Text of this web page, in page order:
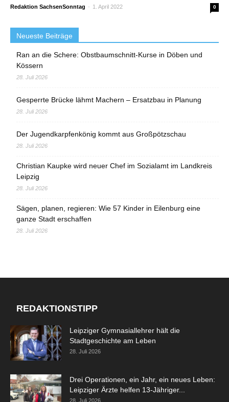
Redaktion SachsenSonntag - 1. April 2022 0
Neueste Beiträge
Ran an die Schere: Obstbaumschnitt-Kurse in Döben und
Kössern
28. Juli 2026
Gesperrte Brücke lähmt Machern – Ersatzbau in Planung
28. Juli 2026
Der Jugendkarpfenkönig kommt aus Großpötzschau
28. Juli 2026
Christian Kaupke wird neuer Chef im Sozialamt im Landkreis
Leipzig
28. Juli 2026
Sägen, planen, regieren: Wie 57 Kinder in Eilenburg eine
ganze Stadt erschaffen
28. Juli 2026
REDAKTIONSTIPP
Leipziger Gymnasiallehrer hält die
Stadtgeschichte am Leben
28. Juli 2026
Drei Operationen, ein Jahr, ein neues Leben:
Leipziger Ärzte helfen 13-Jähriger...
28. Juli 2026